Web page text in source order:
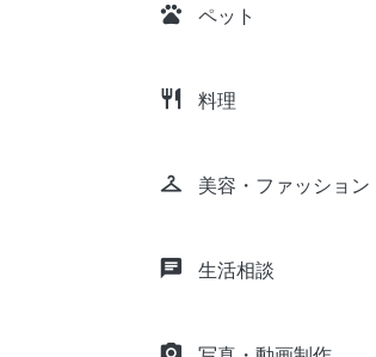
pets ペット
restaurant 料理
checkroom 美容・ファッション
chat 生活相談